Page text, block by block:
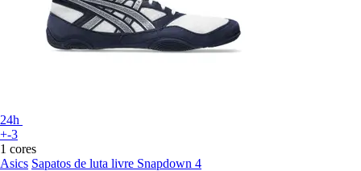
24h
+-3
1 cores
Asics Sapatos de luta livre Snapdown 4